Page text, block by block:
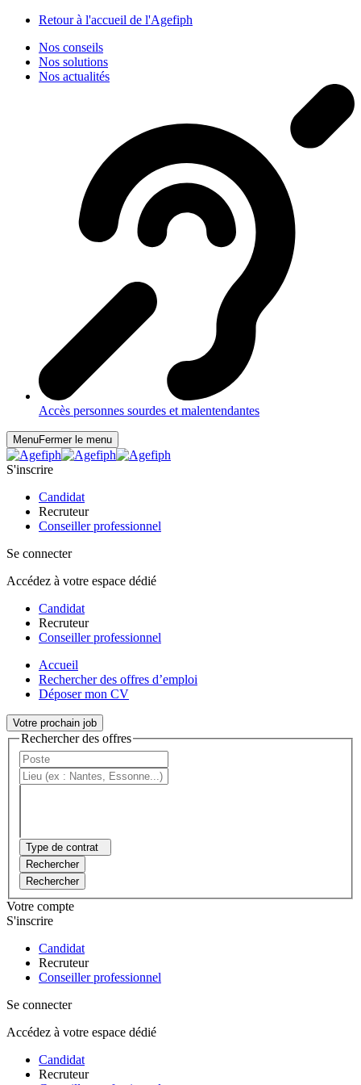
Retour à l'accueil de l'Agefiph
Nos conseils
Nos solutions
Nos actualités
Accès personnes sourdes et malentendantes
MenuFermer le menu
S'inscrire
Candidat
Recruteur
Conseiller professionnel
Se connecter
Accédez à votre espace dédié
Candidat
Recruteur
Conseiller professionnel
Accueil
Rechercher des offres d’emploi
Déposer mon CV
Votre prochain job
Rechercher des offres
Type de contrat
Rechercher
Rechercher
Votre compte
S'inscrire
Candidat
Recruteur
Conseiller professionnel
Se connecter
Accédez à votre espace dédié
Candidat
Recruteur